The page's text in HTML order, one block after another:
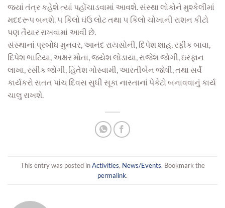
જ્યાં તંત્ર કહેશે ત્યાં પહોંચાડવામાં આવશે. સંસ્થા લોકોને મુશ્કેલીમાં
મદદરૂપ બનશે. ૫ કિલો ઘંઉ લોટ તથા ૫ કિલો ચોખાની રાશન કીટો
પણ તૈયાર રાખવામાં આવી છે.
સંસ્થાનાં પ્રબોધ મુનવર, આનંદ રાયસોની, દિપેશ શાહ, રફીક બાવા,
દિપેશ ભાટિયા, અક્ષર મોતા, જયેશ લોડાયા, રાજેશ જોગી, ઇરફાન
લાખા, રસીક જોગી, હિતેશ ગોસ્વામી, આરતીબેન જોષી, તથા સર્વે
કાર્યકરો સતત પાંચ દિવસ સુધી સૂકા નાસ્તાનાં પેકેટો બનાવવાનું કાર્ય
ચાલુ રાખશે.
This entry was posted inActivities, News/Events. Bookmark the
permalink.